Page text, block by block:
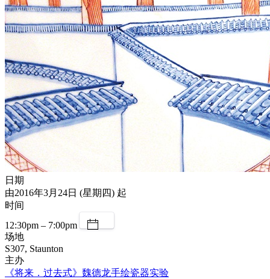
日期
由2016年3月24日 (星期四) 起
时间
12:30pm – 7:00pm
场地
S307, Staunton
主办
《将来．过去式》魏德龙手绘瓷器实验